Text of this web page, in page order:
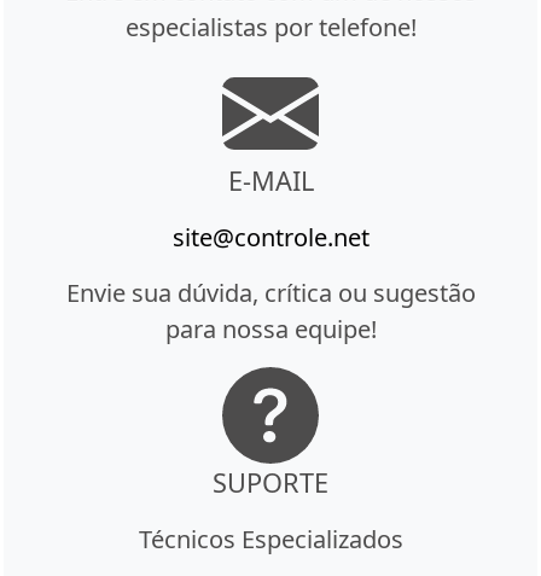
especialistas por telefone!
E-MAIL
site@controle.net
Envie sua dúvida, crítica ou sugestão
para nossa equipe!
SUPORTE
Técnicos Especializados